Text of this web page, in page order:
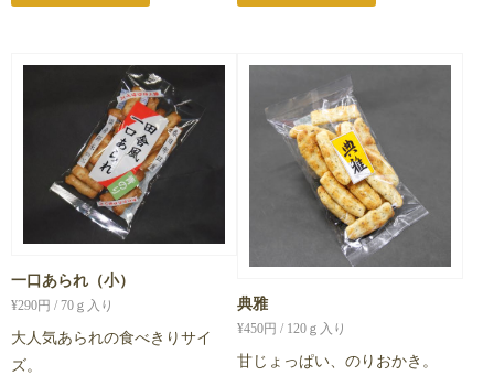
一口あられ（小）
¥290円 / 70ｇ入り
大人気あられの食べきりサイ
ズ。
典雅
¥450円 / 120ｇ入り
甘じょっぱい、のりおかき。